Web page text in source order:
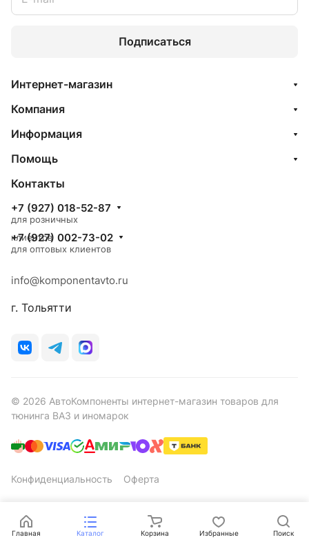
Подписаться
Интернет-магазин
Компания
Информация
Помощь
Контакты
+7 (927) 018-52-87
для розничных
клиентов
+7 (927) 002-73-02
для оптовых клиентов
info@komponentavto.ru
г. Тольятти
© 2026 АвтоКомпоненты интернет-магазин товаров для
тюнинга ВАЗ и иномарок
Конфиденциальность Оферта
Главная Каталог Корзина Избранные Поиск